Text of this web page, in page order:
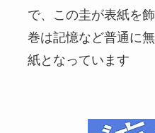
で、この圭が表紙を
巻は記憶など普通に
紙となっています